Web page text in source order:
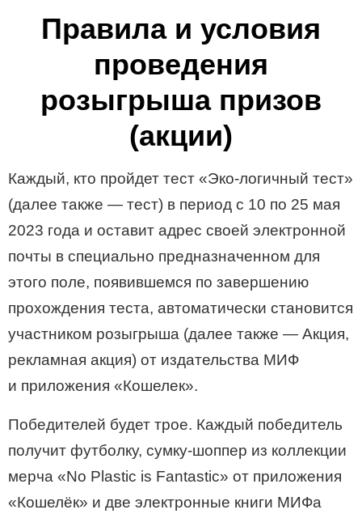
Правила и условия
проведения
розыгрыша призов
(акции)
Каждый, кто пройдет тест «Эко-логичный тест»
(далее также — тест) в период с 10 по 25 мая
2023 года и оставит адрес своей электронной
почты в специально предназначенном для
этого поле, появившемся по завершению
прохождения теста, автоматически становится
участником розыгрыша (далее также — Акция,
рекламная акция) от издательства МИФ
и приложения «Кошелек».
Победителей будет трое. Каждый победитель
получит футболку, сумку-шоппер из коллекции
мерча «No Plastic is Fantastic» от приложения
«Кошелёк» и две электронные книги МИФа